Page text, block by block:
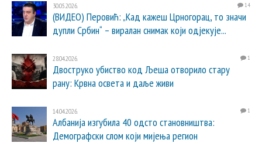
30.05.2026. 14
(ВИДЕО) Перовић: „Кад кажеш Црногорац, то значи
дупли Србин“ – виралан снимак који одјекује...
28.04.2026. 1
Двоструко убиство код Љеша отворило стару
рану: Крвна освета и даље живи
14.04.2026. 1
Албанија изгубила 40 одсто становништва:
Демографски слом који мијења регион